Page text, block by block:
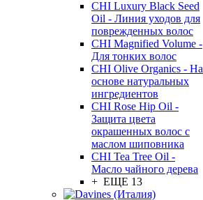
CHI Luxury Black Seed
Oil - Линия уходов для
поврежденных волос
CHI Magnified Volume -
Для тонких волос
CHI Olive Organics - На
основе натуральных
ингредиентов
CHI Rose Hip Oil -
Защита цвета
окрашенных волос с
маслом шиповника
CHI Tea Tree Oil -
Масло чайного дерева
+ ЕЩЕ 13